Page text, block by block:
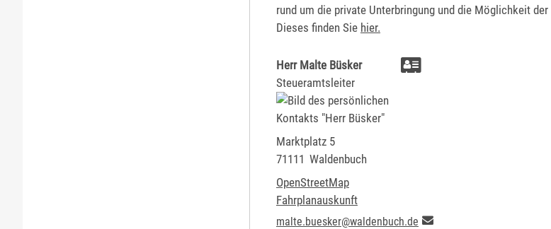
rund um die private Unterbringung und die Möglichkeit
Dieses finden Sie hier.
Herr Malte Büsker
Steueramtsleiter
Marktplatz 5
71111 Waldenbuch
OpenStreetMap
Fahrplanauskunft
malte.buesker@waldenbuch.de